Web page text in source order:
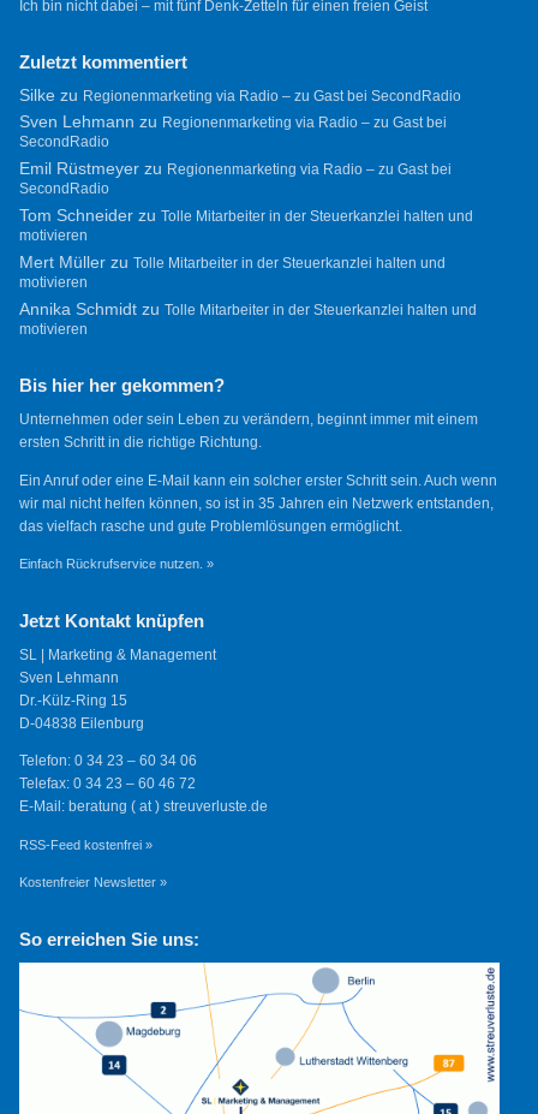
Ich bin nicht dabei – mit fünf Denk-Zetteln für einen freien Geist
Zuletzt kommentiert
Silkezu Regionenmarketing via Radio – zu Gast bei SecondRadio
Sven Lehmann zu Regionenmarketing via Radio – zu Gast bei
SecondRadio
Emil Rüstmeyerzu Regionenmarketing via Radio – zu Gast bei
SecondRadio
Tom Schneiderzu Tolle Mitarbeiter in der Steuerkanzlei halten und
motivieren
Mert Müllerzu Tolle Mitarbeiter in der Steuerkanzlei halten und
motivieren
Annika Schmidtzu Tolle Mitarbeiter in der Steuerkanzlei halten und
motivieren
Bis hier her gekommen?
Unternehmen oder sein Leben zu verändern, beginnt immer mit einem
ersten Schritt in die richtige Richtung.
Ein Anruf oder eine E-Mail kann ein solcher erster Schritt sein. Auch wenn
wir mal nicht helfen können, so ist in 35 Jahren ein Netzwerk entstanden,
das vielfach rasche und gute Problemlösungen ermöglicht.
Einfach Rückrufservice nutzen. »
Jetzt Kontakt knüpfen
SL | Marketing & Management
Sven Lehmann
Dr.-Külz-Ring 15
D-04838 Eilenburg
Telefon: 0 34 23 – 60 34 06
Telefax: 0 34 23 – 60 46 72
E-Mail: beratung ( at ) streuverluste.de
RSS-Feed kostenfrei »
Kostenfreier Newsletter »
So erreichen Sie uns: